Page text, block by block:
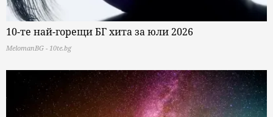
10-те най-горещи БГ хита за юли 2026
MelomanBG - 10te.bg